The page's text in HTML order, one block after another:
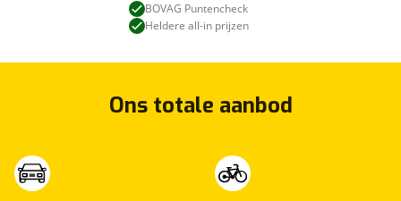
BOVAG Puntencheck
Heldere all-in prijzen
Ons totale aanbod